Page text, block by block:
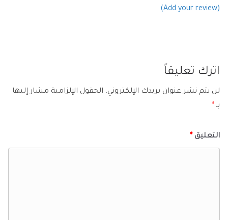
(Add your review)
اترك تعليقاً
لن يتم نشر عنوان بريدك الإلكتروني. الحقول الإلزامية مشار إليها
بـ *
التعليق *